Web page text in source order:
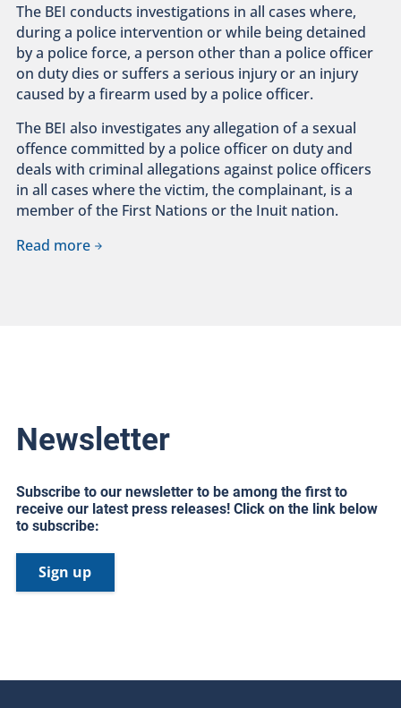
The BEI conducts investigations in all cases where,
during a police intervention or while being detained
by a police force, a person other than a police officer
on duty dies or suffers a serious injury or an injury
caused by a firearm used by a police officer.
The BEI also investigates any allegation of a sexual
offence committed by a police officer on duty and
deals with criminal allegations against police officers
in all cases where the victim, the complainant, is a
member of the First Nations or the Inuit nation.
Read more
Newsletter
Subscribe to our newsletter to be among the first to
receive our latest press releases! Click on the link below
to subscribe:
Sign up